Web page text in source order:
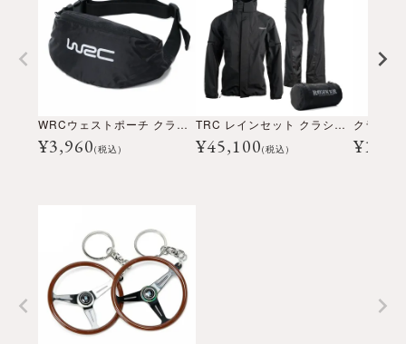
WRCウェストポーチ クラシック
¥3,960(税込)
TRC レインセット クラシック
¥45,100(税込)
クラシッ
¥